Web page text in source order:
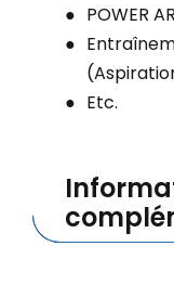
POWER
Etc.